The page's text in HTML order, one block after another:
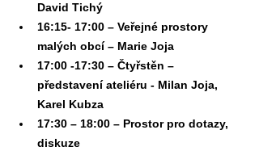
David Tichý
16:15- 17:00 – Veřejné prostory
malých obcí – Marie Joja
17:00 -17:30 – Čtyřstěn –
představení ateliéru - Milan Joja,
Karel Kubza
17:30 – 18:00 – Prostor pro dotazy,
diskuze